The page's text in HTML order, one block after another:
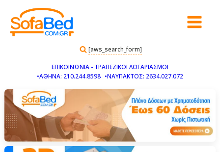
[aws_search_form]
ΕΠΙΚΟΙΝΩΝΙΑ - ΤΡΑΠΕΖΙΚΟΙ ΛΟΓΑΡΙΑΣΜΟΙ
•ΑΘΗΝΑ: 210.244.8598 •ΝΑΥΠΑΚΤΟΣ: 2634.027.072